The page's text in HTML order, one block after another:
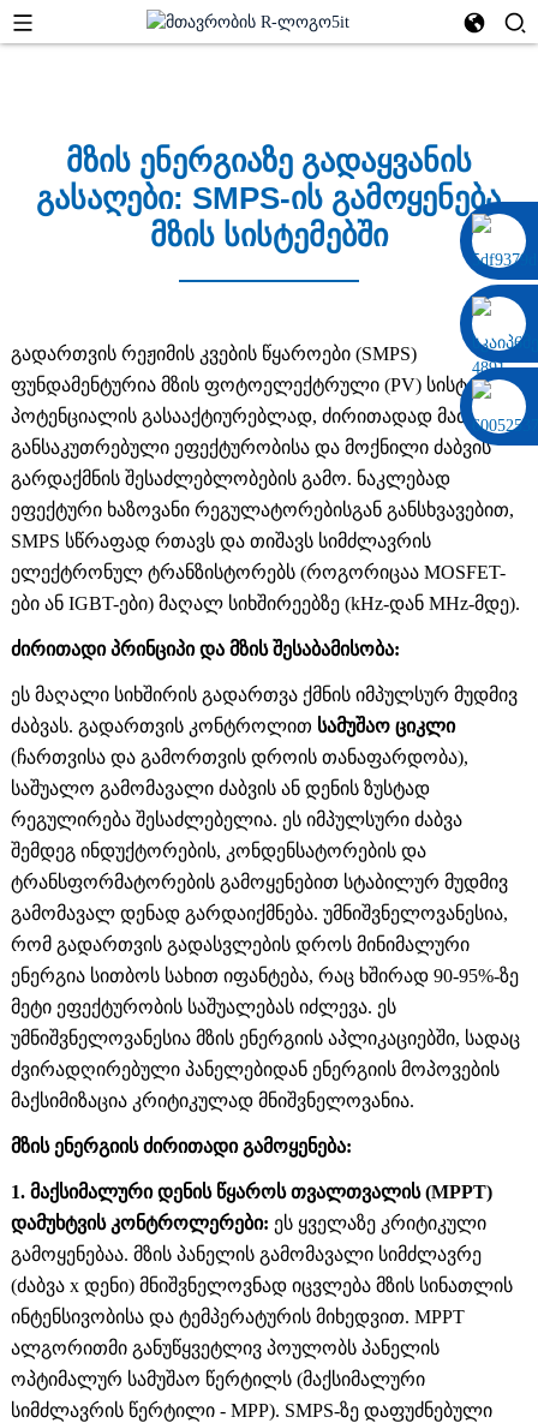
0086 13322920697
მზის ენერგიაზე გადაყვანის
გასაღები: SMPS-ის გამოყენება
მზის სისტემებში
გადართვის რეჟიმის კვების წყაროები (SMPS)
ფუნდამენტურია მზის ფოტოელექტრული (PV) სისტემების
პოტენციალის გასააქტიურებლად, ძირითადად მათი
განსაკუთრებული ეფექტურობისა და მოქნილი ძაბვის
გარდაქმნის შესაძლებლობების გამო. ნაკლებად
ეფექტური ხაზოვანი რეგულატორებისგან განსხვავებით,
SMPS სწრაფად რთავს და თიშავს სიმძლავრის
ელექტრონულ ტრანზისტორებს (როგორიცაა MOSFET-
ები ან IGBT-ები) მაღალ სიხშირეებზე (kHz-დან MHz-მდე).
ძირითადი პრინციპი და მზის შესაბამისობა:
ეს მაღალი სიხშირის გადართვა ქმნის იმპულსურ მუდმივ
ძაბვას. გადართვის კონტროლით სამუშაო ციკლი
(ჩართვისა და გამორთვის დროის თანაფარდობა),
საშუალო გამომავალი ძაბვის ან დენის ზუსტად
რეგულირება შესაძლებელია. ეს იმპულსური ძაბვა
შემდეგ ინდუქტორების, კონდენსატორების და
ტრანსფორმატორების გამოყენებით სტაბილურ მუდმივ
გამომავალ დენად გარდაიქმნება. უმნიშვნელოვანესია,
რომ გადართვის გადასვლების დროს მინიმალური
ენერგია სითბოს სახით იფანტება, რაც ხშირად 90-95%-ზე
მეტი ეფექტურობის საშუალებას იძლევა. ეს
უმნიშვნელოვანესია მზის ენერგიის აპლიკაციებში, სადაც
ძვირადღირებული პანელებიდან ენერგიის მოპოვების
მაქსიმიზაცია კრიტიკულად მნიშვნელოვანია.
მზის ენერგიის ძირითადი გამოყენება:
1. მაქსიმალური დენის წყაროს თვალთვალის (MPPT)
დამუხტვის კონტროლერები: ეს ყველაზე კრიტიკული
გამოყენებაა. მზის პანელის გამომავალი სიმძლავრე
(ძაბვა x დენი) მნიშვნელოვნად იცვლება მზის სინათლის
ინტენსივობისა და ტემპერატურის მიხედვით. MPPT
ალგორითმი განუწყვეტლივ პოულობს პანელის
ოპტიმალურ სამუშაო წერტილს (მაქსიმალური
სიმძლავრის წერტილი - MPP). SMPS-ზე დაფუძნებული